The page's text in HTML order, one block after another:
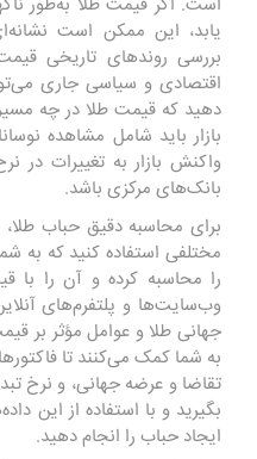
یابد، این ممکن است
بررسی روندهای تاریخی
اقتصادی و سیاسی جاری
دهید که قیمت طلا در چه
بازار باید شامل مشاهده
واکنش بازار به تغییرات در
بانک‌های مرکزی باشد.
برای محاسبه دقیق حباب طلا،
مختلفی استفاده کنید که به
را محاسبه کرده و آن را با
وب‌سایت‌ها و پلتفرم‌های
جهانی طلا و عوامل مؤثر بر
به شما کمک می‌کنند تا
تقاضا و عرضه جهانی، و نرخ
بگیرید و با استفاده از این
ایجاد حباب را انجام دهید.